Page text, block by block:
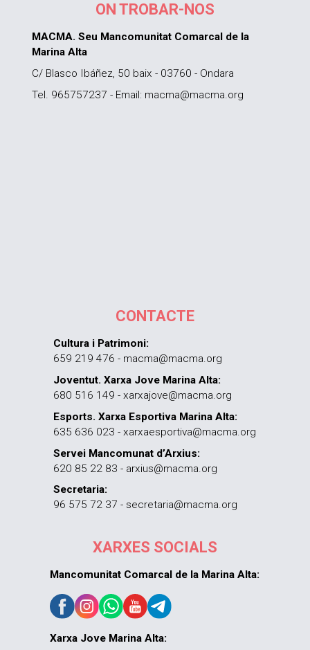
ON TROBAR-NOS
MACMA. Seu Mancomunitat Comarcal de la
Marina Alta
C/ Blasco Ibáñez, 50 baix - 03760 - Ondara
Tel. 965757237 - Email: macma@macma.org
CONTACTE
Cultura i Patrimoni:
659 219 476 - macma@macma.org
Joventut. Xarxa Jove Marina Alta:
680 516 149 - xarxajove@macma.org
Esports. Xarxa Esportiva Marina Alta:
635 636 023 - xarxaesportiva@macma.org
Servei Mancomunat d’Arxius:
620 85 22 83 - arxius@macma.org
Secretaria:
96 575 72 37 - secretaria@macma.org
XARXES SOCIALS
Mancomunitat Comarcal de la Marina Alta:
Xarxa Jove Marina Alta: